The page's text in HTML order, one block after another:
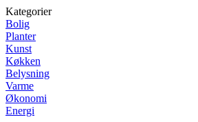
Kategorier
Bolig
Planter
Kunst
Køkken
Belysning
Varme
Økonomi
Energi